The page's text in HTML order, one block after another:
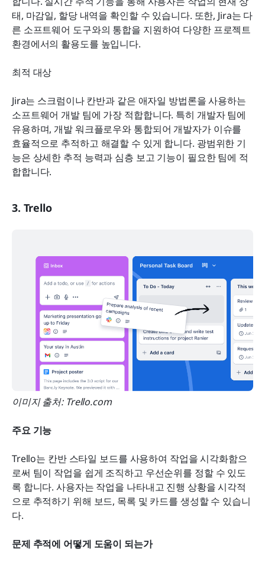
태, 마감일, 할당 내역을 확인할 수 있습니다. 또한, Jira는 다
른 소프트웨어 도구와의 통합을 지원하여 다양한 프로젝트
환경에서의 활용도를 높입니다.
최적 대상
Jira는 스크럼이나 칸반과 같은 애자일 방법론을 사용하는
소프트웨어 개발 팀에 가장 적합합니다. 특히 개발자 팀에
유용하며, 개발 워크플로우와 통합되어 개발자가 이슈를
효율적으로 추적하고 해결할 수 있게 합니다. 광범위한 기
능은 상세한 추적 능력과 심층 보고 기능이 필요한 팀에 적
합합니다.
3. Trello
이미지 출처: Trello.com
주요 기능
Trello는 칸반 스타일 보드를 사용하여 작업을 시각화함으
로써 팀이 작업을 쉽게 조직하고 우선순위를 정할 수 있도
록 합니다. 사용자는 작업을 나타내고 진행 상황을 시각적
으로 추적하기 위해 보드, 목록 및 카드를 생성할 수 있습니
다.
문제 추적에 어떻게 도움이 되는가